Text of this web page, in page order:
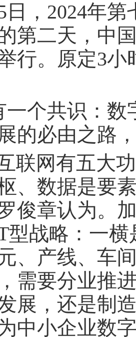
日，2024年
第二天，中
行。原定3
一个共识：
的必由之路
联网有五大
、数据是要
俊章认为。
型战略：一
、产线、车
需要分业推
展，还是制
中小企业数